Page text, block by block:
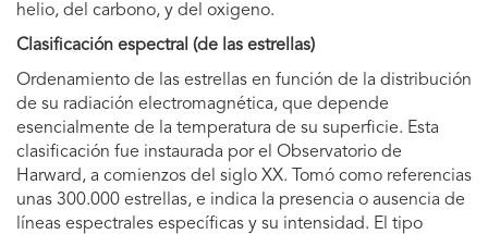
helio, del carbono, y del oxigeno.
Clasificación espectral (de las estrellas)
Ordenamiento de las estrellas en función de la distribución
de su radiación electromagnética, que depende
esencialmente de la temperatura de su superficie. Esta
clasificación fue instaurada por el Observatorio de
Harward, a comienzos del siglo XX. Tomó como referencias
unas 300.000 estrellas, e indica la presencia o ausencia de
líneas espectrales específicas y su intensidad. El tipo